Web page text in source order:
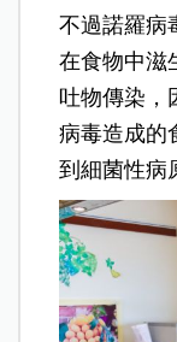
不過諾羅病
在食物中滋
吐物傳染，
病毒造成的
到細菌性病